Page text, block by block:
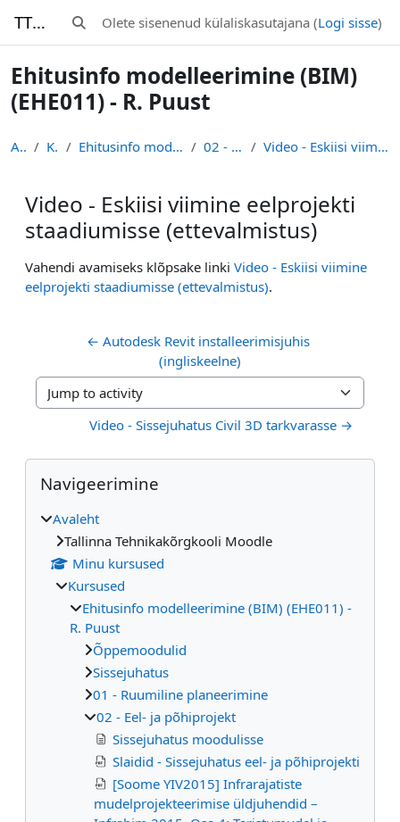
TTK-Moodle Lülitab otsingu sisendi
Olete sisenenud külaliskasutajana (Logi sisse)
Ehitusinfo modelleerimine (BIM)
(EHE011) - R. Puust
Avaleht Kursused Ehitusinfo modelleerimine (BIM) (EHE011) - R. Puust 02 - Eel- ja põhiprojekt Video - Eskiisi viimine eelprojekti staadiumisse (ettevalmistus)
Video - Eskiisi viimine eelprojekti
staadiumisse (ettevalmistus)
Lõpetamise nõuded
Vahendi avamiseks klõpsake linki Video - Eskiisi viimine
eelprojekti staadiumisse (ettevalmistus).
← Autodesk Revit installeerimisjuhis
(ingliskeelne)
Jump to activity
Video - Sissejuhatus Civil 3D tarkvarasse →
Plokid
Jäta vahele Navigeerimine
Navigeerimine
Avaleht
Tallinna Tehnikakõrgkooli Moodle
Minu kursused
Kursused
Ehitusinfo modelleerimine (BIM) (EHE011) -
R. Puust
Õppemoodulid
Sissejuhatus
01 - Ruumiline planeerimine
02 - Eel- ja põhiprojekt
Sissejuhatus moodulisse
Slaidid - Sissejuhatus eel- ja põhiprojekti
[Soome YIV2015] Infrarajatiste
mudelprojekteerimise üldjuhendid –